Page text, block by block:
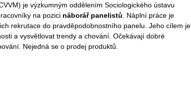
je výzkumným oddělením Sociologického ústavu
na pozici náborář panelistů . Náplní práce je
rekrutace do pravděpodobnostního panelu. Jeho cílem je
a vysvětlovat trendy a chování. Očekávají dobré
Nejedná se o prodej produktů.